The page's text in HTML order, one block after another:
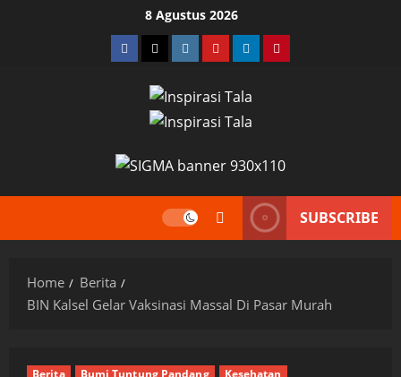
8 Agustus 2026
Facebook
TwitterInstagram
YouTubeLinkedInPinterest
SUBSCRIBE
Home
Berita
BIN Kalsel Gelar Vaksinasi Massal Di Pasar Murah
Berita Bumi Tuntung Pandang Kesehatan